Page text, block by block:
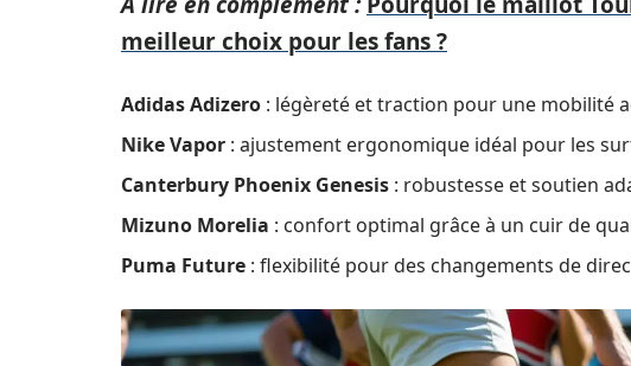
meilleur choix pour les fans ?
Adidas Adizero : légèreté et traction pour une mobilité
Nike Vapor : ajustement ergonomique idéal pour les
Canterbury Phoenix Genesis : robustesse et soutien
Mizuno Morelia : confort optimal grâce à un cuir de
Puma Future : flexibilité pour des changements de